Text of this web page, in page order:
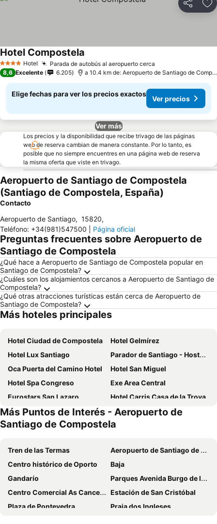
Compartir
4 EstrellasHotel Parada de autobús al aeropuerto cerca
Hotel Compostela
8,6 Excelente 6.205 a 10.4 km de: Aeropuerto de Santiago de Compostela
Elige fechas para ver los precios exactos
Ver precios
Ver más
Los precios y la disponibilidad que recibe trivago de las páginas
web de reserva cambian de manera constante. Por lo tanto, es
posible que no siempre encuentres en una página web de reserva
la misma oferta que viste en trivago.
Aeropuerto de Santiago de Compostela
(Santiago de Compostela, España)
Contacto
Aeropuerto de Santiago, 15820,
Teléfono: +34(981)547500 Página oficial
Preguntas frecuentes sobre Aeropuerto de
Santiago de Compostela
¿Qué hace a Aeropuerto de Santiago de Compostela popular en
Santiago de Compostela?
¿Cuáles son los alojamientos cercanos a Aeropuerto de Santiago de
Compostela?
¿Qué otras atracciones turísticas están cerca de Aeropuerto de
Santiago de Compostela?
Más hoteles principales
Hotel Ciudad de Compostela
Hotel Gelmírez
Hotel Lux Santiago
Parador de Santiago - Hostal Reis Catolicos
Oca Puerta del Camino Hotel
Hotel San Miguel
Hotel Spa Congreso
Exe Area Central
Eurostars San Lazaro
Hotel Carris Casa de la Troya
La Salle
NH Collection Santiago de Compostela
Hotel Alda San Carlos
Hotel Entrecercas
Hotel Faranda Los Tilos, Ascend Hotel Collection
Exe Peregrino
Hotel Compostela
Hotel San Lázaro
Oxford Santiago de Compostela
Sete Artes by Como en Casa
Libredón Rooms
B&B HOTEL Santiago Milladoiro
Hotel Alda Avenida
Eurostars Gran Hotel Santiago
Más Puntos de Interés - Aeropuerto de
Santiago de Compostela
Tren de las Termas
Aeropuerto de Santiago de Compostela
Centro histórico de Oporto
Baja
Gandarío
Parques Avenida Burgo de las Naciones y Gijón
Centro Comercial As Cancelas
Estación de San Cristóbal
Plaza de Pontevedra
Praia dos Ingleses